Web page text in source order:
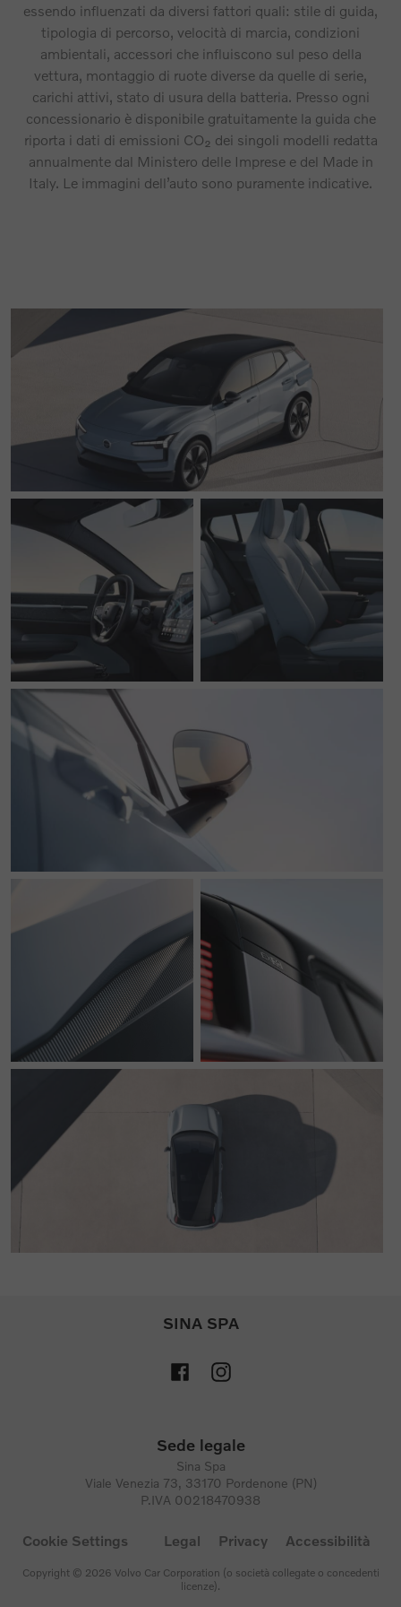
essendo influenzati da diversi fattori quali: stile di guida,
tipologia di percorso, velocità di marcia, condizioni
ambientali, accessori che influiscono sul peso della
vettura, montaggio di ruote diverse da quelle di serie,
carichi attivi, stato di usura della batteria. Presso ogni
concessionario è disponibile gratuitamente la guida che
riporta i dati di emissioni CO₂ dei singoli modelli redatta
annualmente dal Ministero delle Imprese e del Made in
Italy. Le immagini dell’auto sono puramente indicative.
SINA SPA
Sede legale
Sina Spa
Viale Venezia 73, 33170 Pordenone (PN)
P.IVA 00218470938
Cookie Settings Legal Privacy Accessibilità
Copyright © 2026 Volvo Car Corporation (o società collegate o concedenti
licenze).